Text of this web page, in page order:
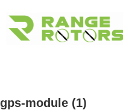
springen
gps-module (1)